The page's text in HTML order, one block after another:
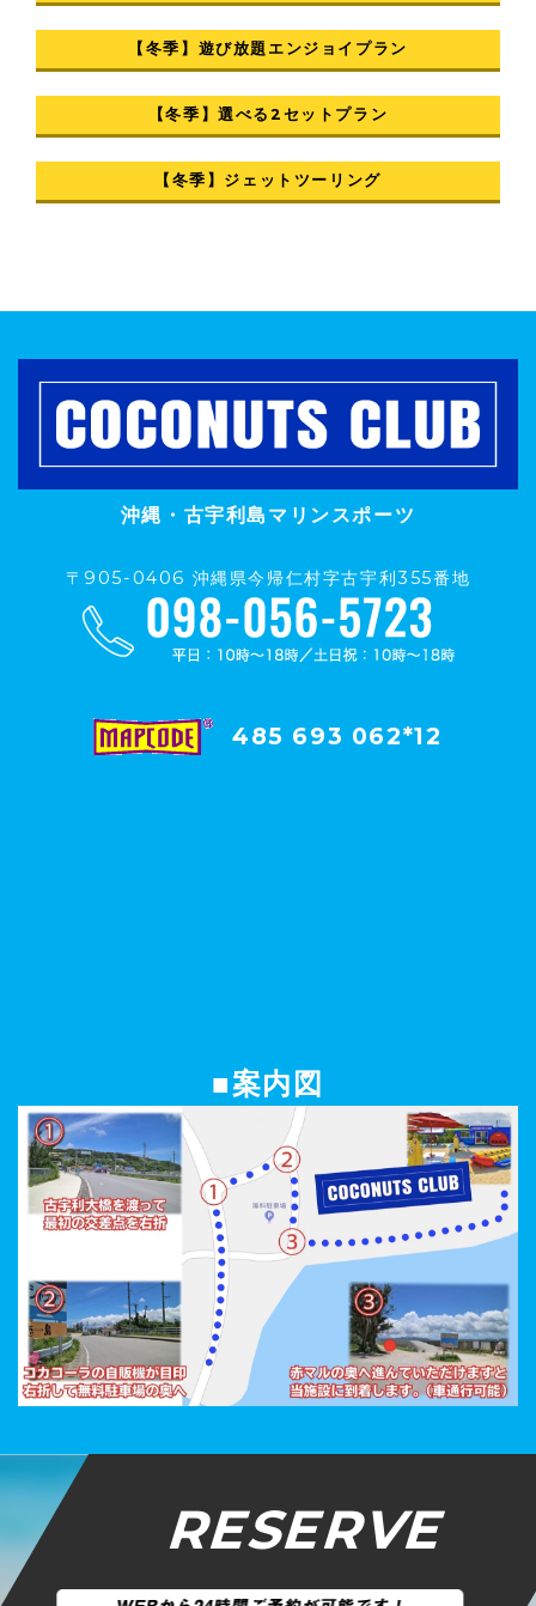
【冬季】遊び放題エンジョイプラン
【冬季】選べる2セットプラン
【冬季】ジェットツーリング
沖縄・古宇利島マリンスポーツ
〒905-0406 沖縄県今帰仁村字古宇利355番地
485 693 062*12
■案内図
RESERVE